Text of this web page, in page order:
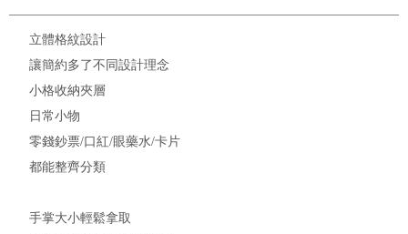
立體格紋設計
讓簡約多了不同設計理念
小格收納夾層
日常小物
零錢鈔票/口紅/眼藥水/卡片
都能整齊分類
手掌大小輕鬆拿取